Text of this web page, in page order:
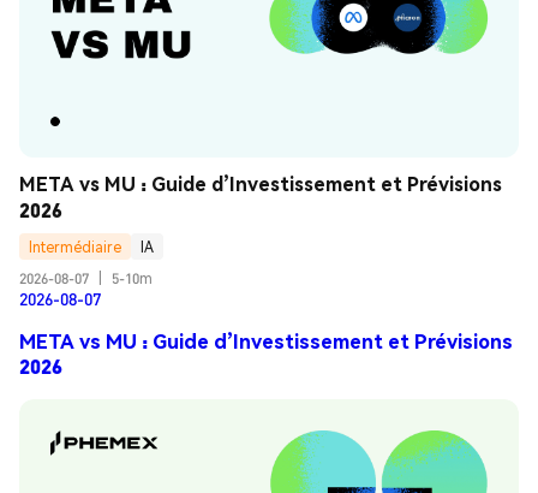
META vs MU : Guide d’Investissement et Prévisions
2026
Intermédiaire
IA
2026-08-07
5-10m
2026-08-07
META vs MU : Guide d’Investissement et Prévisions
2026